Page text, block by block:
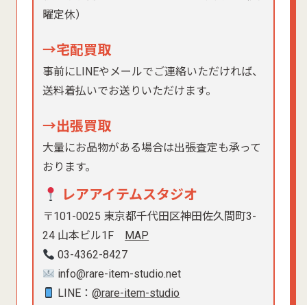
曜定休）
→宅配買取
事前にLINEやメールでご連絡いただければ、
送料着払いでお送りいただけます。
→出張買取
大量にお品物がある場合は出張査定も承って
おります。
レアアイテムスタジオ
〒101-0025 東京都千代田区神田佐久間町3-
24 山本ビル1F
MAP
03-4362-8427
info@rare-item-studio.net
LINE：@rare-item-studio